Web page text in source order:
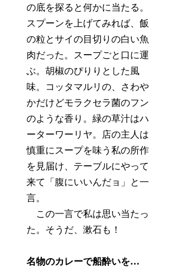
の底を探ると何かに当たる。
スプーンを上げてみれば、飯
の粒とサイの目切りの白い魚
肉だった。スープごと口に運
ぶ。胡椒のぴりりとした風
味。コッタマルリの、さわや
かだけどモラクセラ菌のフン
のような香り。緑の草汁はハ
ーターワーリヤ。店の主人は
慎重にスープを味う私の所作
を見届け、テーブルにやって
来て「腹にいいんだョ」と一
言。
この一言で私は思い当たっ
た。そうだ、漱石も！
名物のカレーで船酔いを…